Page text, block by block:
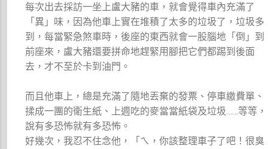
每次出去採訪一坐上盧大豬的車，就會覺得車內充滿了
「異」味，因為他車上實在堆積了太多的垃圾了，垃圾多
到，每當緊急煞車時，後座的東西就會一股腦地「倒」到
前座來，盧大豬還要拼命地趕緊用腳把它們都踢到後面
去，才不至於卡到油門。
而且他車上，總是充滿了隨地丟棄的發票、停車繳費單、
揉成一團的衛生紙、上週吃的麥當當紙袋及垃圾……等等，
說有多恐怖就有多恐怖。
好幾次，我忍不住念他，「ㄟ，你該整理車子了吧！很臭